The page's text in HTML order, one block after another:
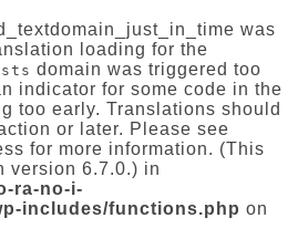
was
loading for the
domain was triggered too
indicator for some code in the
too early. Translations should
or later. Please see
for more information. (This
version 6.7.0.) in
ra-no-i-
includes/functions.php on